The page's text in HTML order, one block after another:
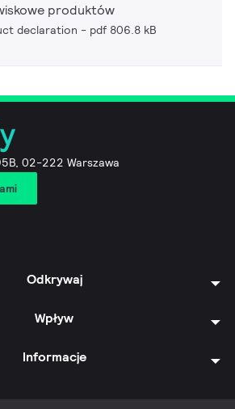
produktów
declaration pdf 806.8 kB
02-222 Warszawa
Odkrywaj
Wpływ
Informacje